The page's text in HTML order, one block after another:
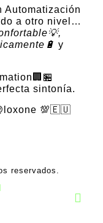
Automatización
a otro nivel…
y
sintonía.
💯🇪🇺
reservados.